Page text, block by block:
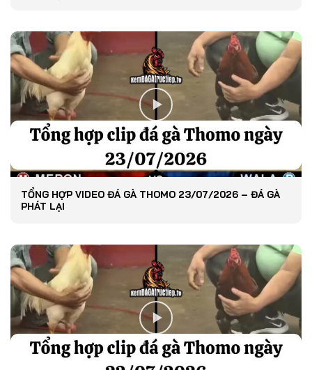
TỔNG HỢP VIDEO ĐÁ GÀ THOMO 23/07/2026 – ĐÁ GÀ
PHÁT LẠI